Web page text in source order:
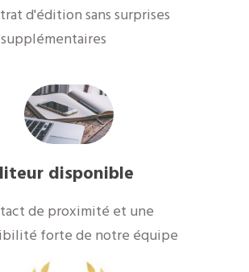
d'édition sans surprises
disponible
de proximité et une
forte de notre équipe